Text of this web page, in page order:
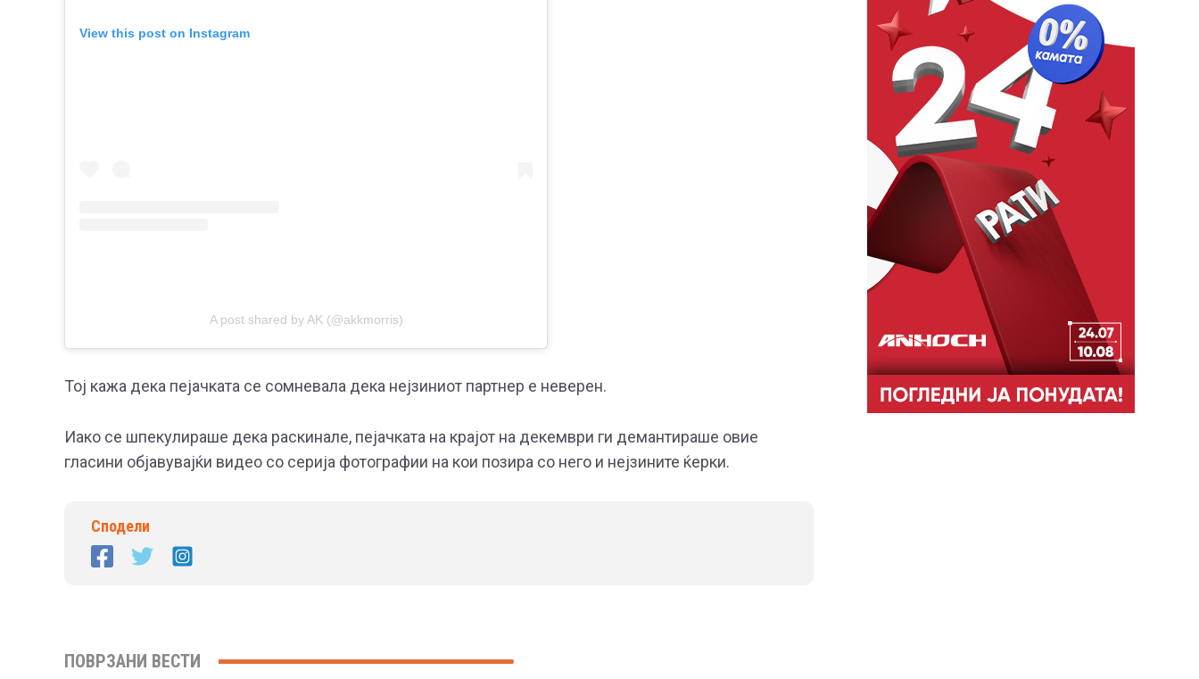
View this post on Instagram
A post shared by AK (@akkmorris)
Тој кажа дека пејачката се сомневала дека нејзиниот партнер е неверен.
Иако се шпекулираше дека раскинале, пејачката на крајот на декември ги демантираше овие
гласини објавувајќи видео со серија фотографии на кои позира со него и нејзините ќерки.
Сподели
ПОВРЗАНИ ВЕСТИ